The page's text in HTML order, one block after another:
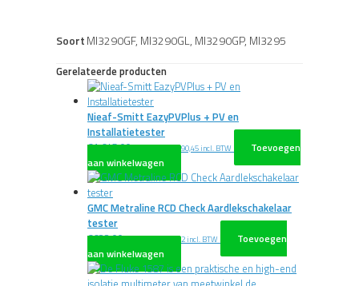
SoortMI3290GF, MI3290GL, MI3290GP, MI3295
Gerelateerde producten
Nieaf-Smitt EazyPVPlus + PV en
Installatietester
€1.645,00 excl. BTW€1.990,45 incl. BTW
Toevoegen
aan winkelwagen
GMC Metraline RCD Check Aardlekschakelaar
tester
€622,00 excl. BTW€752,62 incl. BTW
Toevoegen
aan winkelwagen